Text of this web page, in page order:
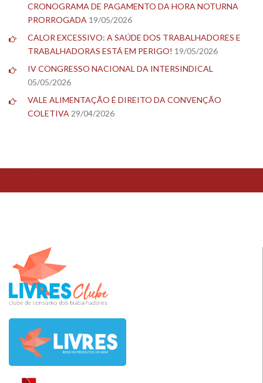
CRONOGRAMA DE PAGAMENTO DA HORA NOTURNA
PRORROGADA 19/05/2026
CALOR EXCESSIVO: A SAÚDE DOS TRABALHADORES E
TRABALHADORAS ESTÁ EM PERIGO! 19/05/2026
IV CONGRESSO NACIONAL DA INTERSINDICAL
05/05/2026
VALE ALIMENTAÇÃO É DIREITO DA CONVENÇÃO
COLETIVA 29/04/2026
TESTE